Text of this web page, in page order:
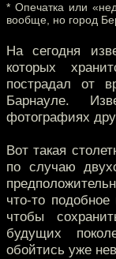
* Опечатка или
вообще, но город
На сегодня
которых
пострадал от
Барнауле.
фотографиях
Вот такая
по случаю
что-то
чтобы
будущих
обойтись уже